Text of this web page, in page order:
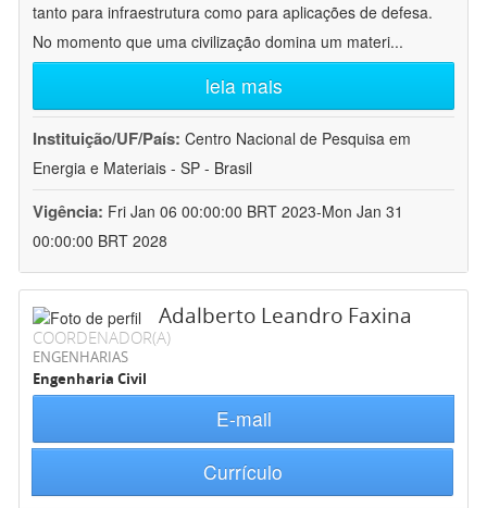
tanto para infraestrutura como para aplicações de defesa.
No momento que uma civilização domina um materi...
leia mais
Instituição/UF/País: Centro Nacional de Pesquisa em
Energia e Materiais - SP - Brasil
Vigência: Fri Jan 06 00:00:00 BRT 2023-Mon Jan 31
00:00:00 BRT 2028
Adalberto Leandro Faxina
COORDENADOR(A)
ENGENHARIAS
Engenharia Civil
E-mail
Currículo